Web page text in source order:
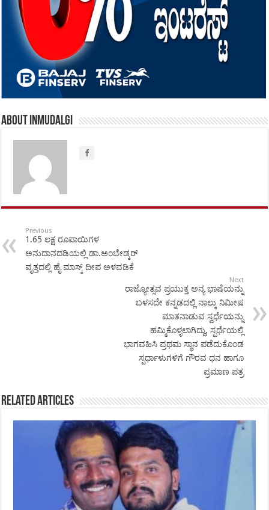
About inmudalgi
Previous
1.65 ಲಕ್ಷ ರೂಪಾಯಿಗಳ
ಅನುದಾನದಡಿಯಲ್ಲಿ ಡಾ.ಅಂಬೇಡ್ಕರ್
ವೃತ್ತದಲ್ಲಿ ಹೈ ಮಾಸ್ಕ್ ದೀಪ ಅಳವಡಿಕೆ
Next
ರಾಜ್ಯೋತ್ಸವ ಪ್ರಯುಕ್ತ ಅನ್ಯ ಭಾಷೆಯನ್ನು
ಬಳಸದೇ ಕನ್ನಡದಲ್ಲಿ ನಾಲ್ಕು ನಿಮೀಷ
ಮಾತನಾಡುವ ಸ್ವರ್ಧೆಯನ್ನು
ಹಮ್ಮಿಕೊಳ್ಳಲಾಗಿದ್ದು, ಸ್ಪರ್ಧೆಯಲ್ಲಿ
ಭಾಗವಹಿಸಿ ಪ್ರಥಮ ಸ್ಥಾನ ಪಡೆದುಕೊಂಡ
ಸ್ಪರ್ಧಾಳುಗಳಿಗೆ ಗೌರವ ಧನ ಹಾಗೂ
ಪ್ರಮಾಣ ಪತ್ರ
Related Articles